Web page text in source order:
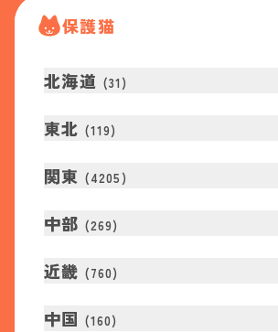
保護猫
北海道 (31 )
東北 (119)
関東 (4205 )
中部 (269)
近畿 (760)
中国 (160)